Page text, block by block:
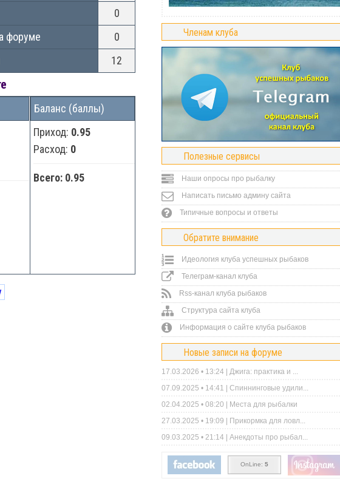
0
форуме
0
12
Баланс (баллы)
Приход: 0.95
Расход: 0
Всего: 0.95
Членам клуба
Полезные сервисы
Наши опросы про рыбалку
Написать письмо админу сайта
Типичные вопросы и ответы
Обратите внимание
Идеология клуба успешных рыбаков
Телеграм-канал клуба
Rss-канал клуба рыбаков
Структура сайта клуба
Информация о сайте клуба рыбаков
Новые записи на форуме
17.03.2026 • 13:24 | Джига: практика и ...
07.09.2025 • 14:41 | Спиннинговые удили...
02.04.2025 • 08:20 |
Места для рыбалки
27.03.2025 • 19:09 |
Прикормка для ловл...
09.03.2025 • 21:14 | Анекдоты про рыбал...
OnLine: 5